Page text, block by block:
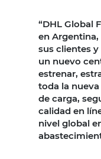
“DHL Global
en
sus clientes
un nuevo
estrenar,
toda la
de carga,
calidad en
nivel global